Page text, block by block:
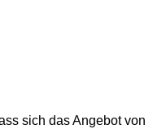
sich das Angebot von